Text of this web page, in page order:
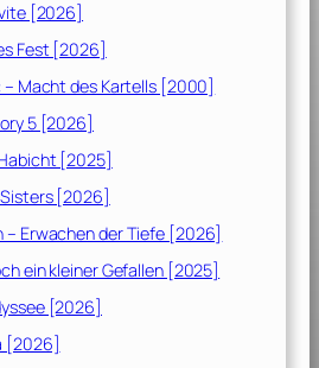
[2026]
Fest [2026]
Macht des Kartells [2000]
5 [2026]
[2025]
[2026]
– Erwachen der Tiefe [2026]
ein kleiner Gefallen [2025]
[2026]
[2026]